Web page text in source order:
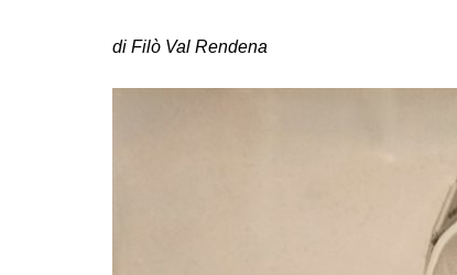
di Filò Val Rendena